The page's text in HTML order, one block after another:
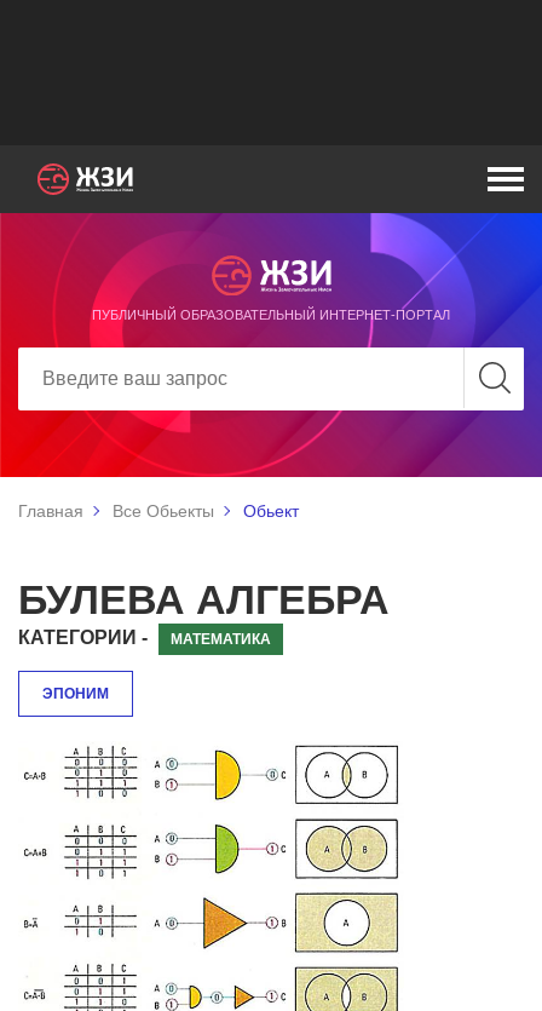
ПУБЛИЧНЫЙ ОБРАЗОВАТЕЛЬНЫЙ ИНТЕРНЕТ-ПОРТАЛ
Главная Все Обьекты Обьект
БУЛЕВА АЛГЕБРА
КАТЕГОРИИ - МАТЕМАТИКА
ЭПОНИМ